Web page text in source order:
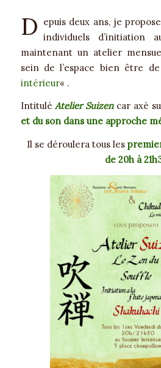
D epuis deux ans, je
individuels d’initiation
maintenant un atelier
sein de l’espace bien être
intérieur« .
IntituléAtelier Suizencar axé
et du son dans une approche
Il se déroulera tous les
de 20h à